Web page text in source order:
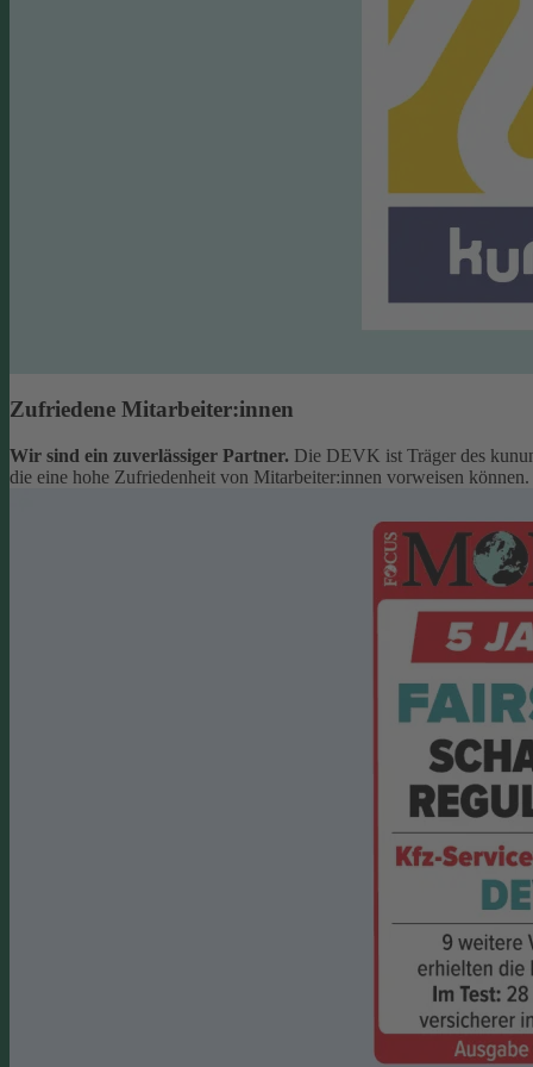
Zufriedene Mitarbeiter:innen
Wir sind ein zuverlässiger Partner. Die DEVK ist Träger des
die eine hohe Zufriedenheit von Mitarbeiter:innen vorweisen können.